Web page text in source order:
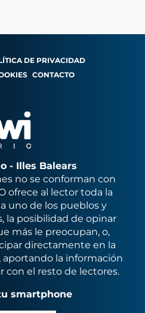
DE PRIVACIDAD
CONTACTO
- Illes Balears
no se conforman con
ofrece al lector toda la
uno de los pueblos y
la posibilidad de opinar
más le preocupan, o,
directamente en la
la información
con el resto de lectores.
smartphone